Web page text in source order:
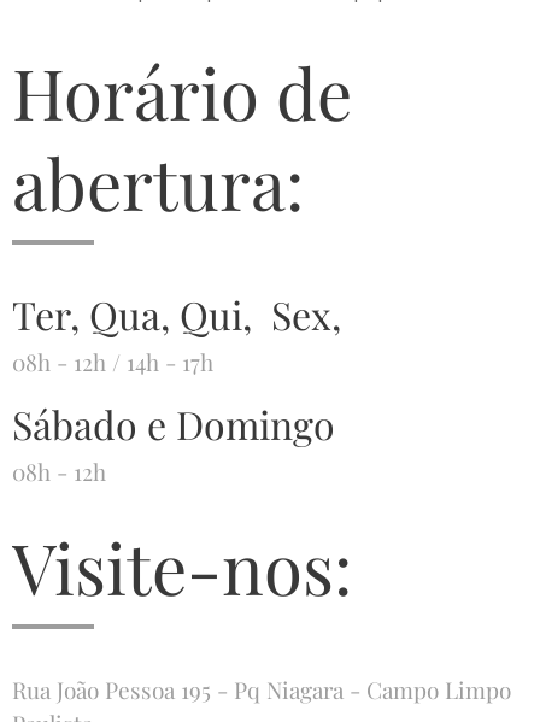
Horário de
abertura:
Ter, Qua, Qui, Sex,
08h - 12h / 14h - 17h
Sábado e Domingo
08h - 12h
Visite-nos:
Rua João Pessoa 195 - Pq Niagara - Campo Limpo